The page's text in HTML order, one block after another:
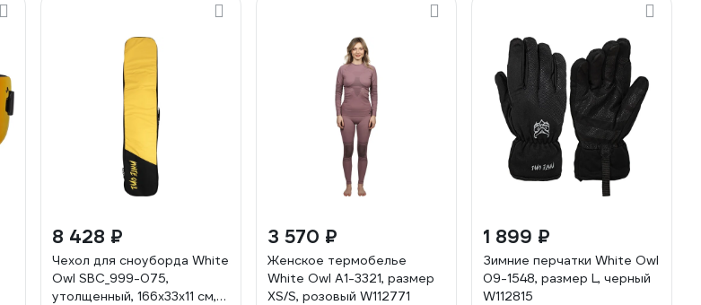
8 428 ₽
Чехол для сноуборда White
Owl SBC_999-075,
утолщенный, 166x33x11 см,
3 570 ₽
Женское термобелье
White Owl A1-3321, размер
XS/S, розовый W112771
1 899 ₽
Зимние перчатки White Owl
09-1548, размер L, черный
W112815